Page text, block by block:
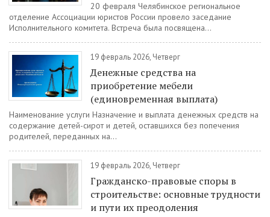
20 февраля Челябинское региональное
отделение Ассоциации юристов России провело заседание
Исполнительного комитета. Встреча была посвящена...
19 февраль 2026, Четверг
Денежные средства на
приобретение мебели
(единовременная выплата)
Наименование услуги Назначение и выплата денежных средств на
содержание детей-сирот и детей, оставшихся без попечения
родителей, переданных на...
19 февраль 2026, Четверг
Гражданско-правовые споры в
строительстве: основные трудности
и пути их преодоления